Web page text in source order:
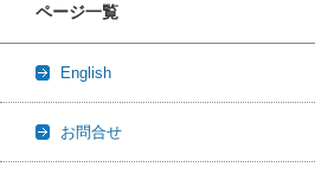
ページ一覧
English
お問合せ